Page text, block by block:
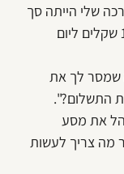
שלי הייתה סך
של 70-80 אלף שקלים, משהו כמו 10,000 שקלים ליום
שמסר לך את
התשלום?".
את מסע
מה צריך לעשות